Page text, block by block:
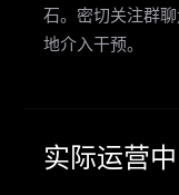
石。密切关注群
地介入干预。
实际运营